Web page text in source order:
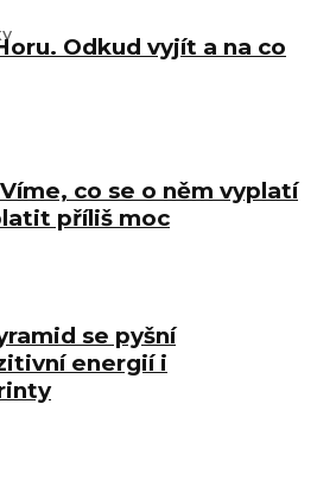
Odkud vyjít a na co
co se o něm vyplatí
příliš moc
se pyšní
energií i